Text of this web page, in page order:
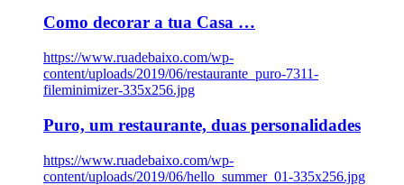
Como decorar a tua Casa …
https://www.ruadebaixo.com/wp-
content/uploads/2019/06/restaurante_puro-7311-
fileminimizer-335x256.jpg
Puro, um restaurante, duas personalidades
https://www.ruadebaixo.com/wp-
content/uploads/2019/06/hello_summer_01-335x256.jpg